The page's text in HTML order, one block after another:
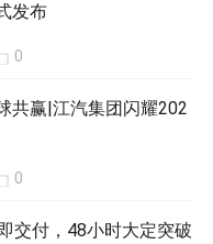
发布
0
共赢|江汽集团闪耀202
0
交付，48小时大定突破